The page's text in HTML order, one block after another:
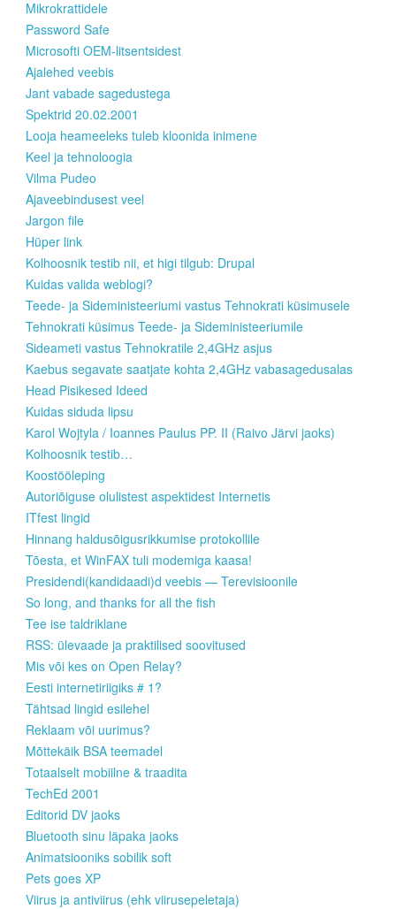
Mikrokrattidele
Password Safe
Microsofti OEM-litsentsidest
Ajalehed veebis
Jant vabade sagedustega
Spektrid 20.02.2001
Looja heameeleks tuleb kloonida inimene
Keel ja tehnoloogia
Vilma Pudeo
Ajaveebindusest veel
Jargon file
Hüper link
Kolhoosnik testib nii, et higi tilgub: Drupal
Kuidas valida weblogi?
Teede- ja Sideministeeriumi vastus Tehnokrati küsimusele
Tehnokrati küsimus Teede- ja Sideministeeriumile
Sideameti vastus Tehnokratile 2,4GHz asjus
Kaebus segavate saatjate kohta 2,4GHz vabasagedusalas
Head Pisikesed Ideed
Kuidas siduda lipsu
Karol Wojtyla / Ioannes Paulus PP. II (Raivo Järvi jaoks)
Kolhoosnik testib…
Koostööleping
Autoriõiguse olulistest aspektidest Internetis
ITfest lingid
Hinnang haldusõigusrikkumise protokollile
Tõesta, et WinFAX tuli modemiga kaasa!
Presidendi(kandidaadi)d veebis — Terevisioonile
So long, and thanks for all the fish
Tee ise taldriklane
RSS: ülevaade ja praktilised soovitused
Mis või kes on Open Relay?
Eesti internetiriigiks # 1?
Tähtsad lingid esilehel
Reklaam või uurimus?
Mõttekäik BSA teemadel
Totaalselt mobiilne & traadita
TechEd 2001
Editorid DV jaoks
Bluetooth sinu läpaka jaoks
Animatsiooniks sobilik soft
Pets goes XP
Viirus ja antiviirus (ehk viirusepeletaja)